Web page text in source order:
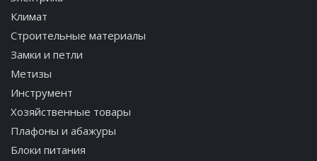
Климат
Строительные материалы
Замки и петли
Метизы
Инструмент
Хозяйственные товары
Плафоны и абажуры
Блоки питания